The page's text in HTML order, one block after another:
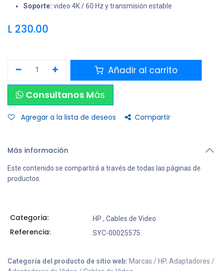
Soporte: video 4K / 60 Hz y transmisión estable
L 230.00
Añadir al carrito
Consultanos Más
Agregar a la lista de deseos Compartir
Más información
Este contenido se compartirá a través de todas las páginas de
productos.
Categoria: HP , Cables de Video
Referencia: SYC-00025575
Categoría del producto de sitio web: Marcas / HP, Adaptadores /